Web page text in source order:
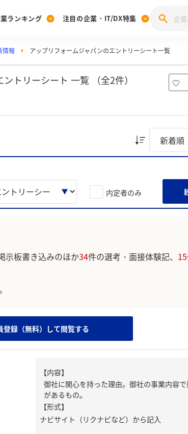
[27卒] 本選考体験記投稿キャンペーン
ランキング
みんなのDX企業就職ブランド調査
注目の企業・IT/DX特集
情報 アップリフォームジャパンのエントリーシート一覧
トリーシート 一覧 （全2件）
内定者のみ
示板書き込みのほか34件の選考・面接体験記、 15
登録（無料）して閲覧する
【内容】
御社に関心を持った理由。御社の事業内容
があるもの。
【形式】
ナビサイト（リクナビなど）から記入